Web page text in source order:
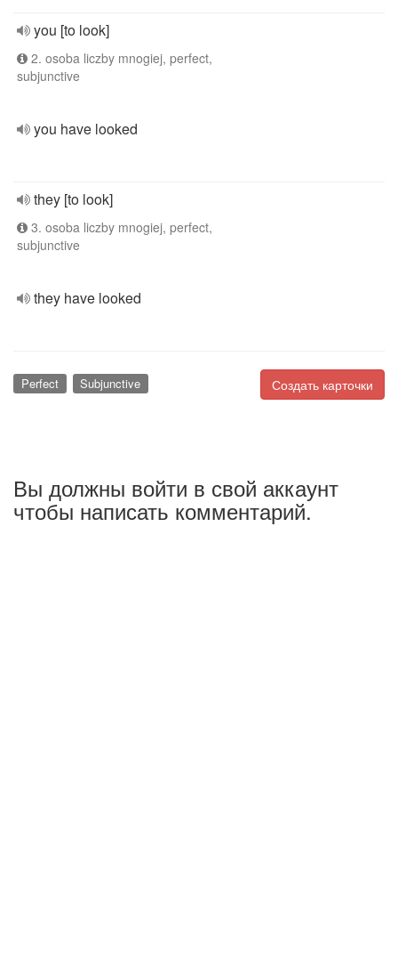
you [to look]
2. osoba liczby mnogiej, perfect,
subjunctive
you have looked
they [to look]
3. osoba liczby mnogiej, perfect,
subjunctive
they have looked
Создать карточки
Perfect Subjunctive
Вы должны войти в свой аккаунт
чтобы написать комментарий.